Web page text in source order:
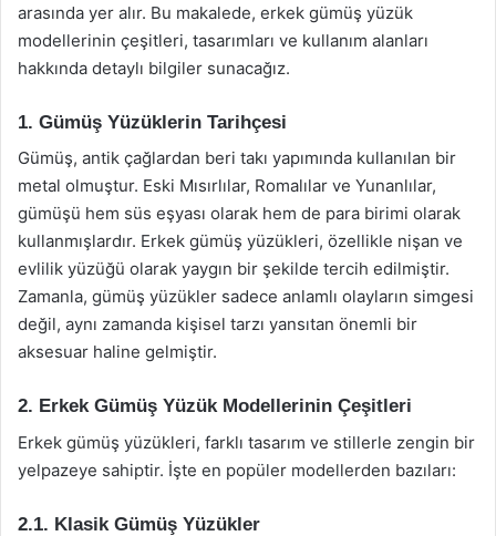
arasında yer alır. Bu makalede, erkek gümüş yüzük
modellerinin çeşitleri, tasarımları ve kullanım alanları
hakkında detaylı bilgiler sunacağız.
1. Gümüş Yüzüklerin Tarihçesi
Gümüş, antik çağlardan beri takı yapımında kullanılan bir
metal olmuştur. Eski Mısırlılar, Romalılar ve Yunanlılar,
gümüşü hem süs eşyası olarak hem de para birimi olarak
kullanmışlardır. Erkek gümüş yüzükleri, özellikle nişan ve
evlilik yüzüğü olarak yaygın bir şekilde tercih edilmiştir.
Zamanla, gümüş yüzükler sadece anlamlı olayların simgesi
değil, aynı zamanda kişisel tarzı yansıtan önemli bir
aksesuar haline gelmiştir.
2. Erkek Gümüş Yüzük Modellerinin Çeşitleri
Erkek gümüş yüzükleri, farklı tasarım ve stillerle zengin bir
yelpazeye sahiptir. İşte en popüler modellerden bazıları:
2.1. Klasik Gümüş Yüzükler